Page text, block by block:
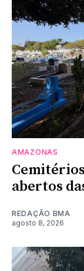
AMAZONAS
abertos
REDAÇÃO BMA
agosto 8, 2026